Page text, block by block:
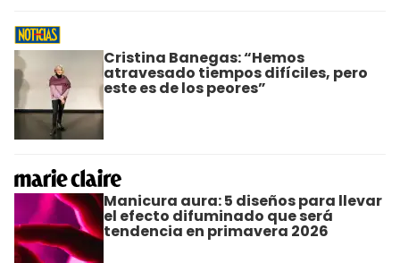
Cristina Banegas: “Hemos
atravesado tiempos difíciles, pero
este es de los peores”
Manicura aura: 5 diseños para llevar
el efecto difuminado que será
tendencia en primavera 2026